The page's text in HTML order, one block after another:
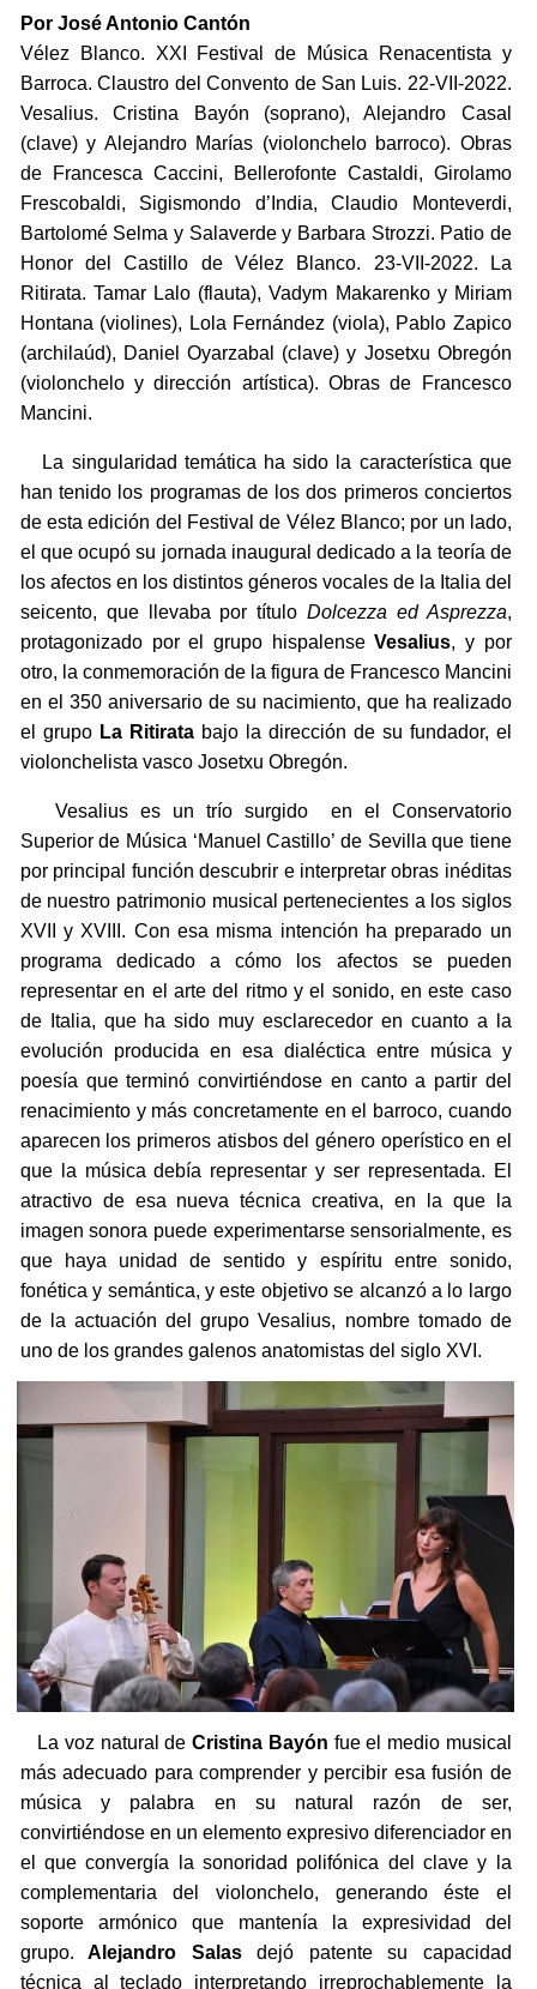
Por José Antonio Cantón
Vélez Blanco. XXI Festival de Música Renacentista y
Barroca. Claustro del Convento de San Luis. 22-VII-2022.
Vesalius. Cristina Bayón (soprano), Alejandro Casal
(clave) y Alejandro Marías (violonchelo barroco). Obras
de Francesca Caccini, Bellerofonte Castaldi, Girolamo
Frescobaldi, Sigismondo d’India, Claudio Monteverdi,
Bartolomé Selma y Salaverde y Barbara Strozzi. Patio de
Honor del Castillo de Vélez Blanco. 23-VII-2022. La
Ritirata. Tamar Lalo (flauta), Vadym Makarenko y Miriam
Hontana (violines), Lola Fernández (viola), Pablo Zapico
(archilaúd), Daniel Oyarzabal (clave) y Josetxu Obregón
(violonchelo y dirección artística). Obras de Francesco
Mancini.
La singularidad temática ha sido la característica que
han tenido los programas de los dos primeros conciertos
de esta edición del Festival de Vélez Blanco; por un lado,
el que ocupó su jornada inaugural dedicado a la teoría de
los afectos en los distintos géneros vocales de la Italia del
seicento, que llevaba por títuloDolcezza ed Asprezza,
protagonizado por el grupo hispalenseVesalius, y por
otro, la conmemoración de la figura de Francesco Mancini
en el 350 aniversario de su nacimiento, que ha realizado
el grupo La Ritiratabajo la dirección de su fundador, el
violonchelista vasco Josetxu Obregón.
Vesalius es un trío surgido en el Conservatorio
Superior de Música ‘Manuel Castillo’ de Sevilla que tiene
por principal función descubrir e interpretar obras inéditas
de nuestro patrimonio musical pertenecientes a los siglos
XVII y XVIII. Con esa misma intención ha preparado un
programa dedicado a cómo los afectos se pueden
representar en el arte del ritmo y el sonido, en este caso
de Italia, que ha sido muy esclarecedor en cuanto a la
evolución producida en esa dialéctica entre música y
poesía que terminó convirtiéndose en canto a partir del
renacimiento y más concretamente en el barroco, cuando
aparecen los primeros atisbos del género operístico en el
que la música debía representar y ser representada. El
atractivo de esa nueva técnica creativa, en la que la
imagen sonora puede experimentarse sensorialmente, es
que haya unidad de sentido y espíritu entre sonido,
fonética y semántica, y este objetivo se alcanzó a lo largo
de la actuación del grupo Vesalius, nombre tomado de
uno de los grandes galenos anatomistas del siglo XVI.
La voz natural deCristina Bayón fue el medio musical
más adecuado para comprender y percibir esa fusión de
música y palabra en su natural razón de ser,
convirtiéndose en un elemento expresivo diferenciador en
el que convergía la sonoridad polifónica del clave y la
complementaria del violonchelo, generando éste el
soporte armónico que mantenía la expresividad del
grupo. Alejandro Salasdejó patente su capacidad
técnica al teclado interpretando irreprochablemente la